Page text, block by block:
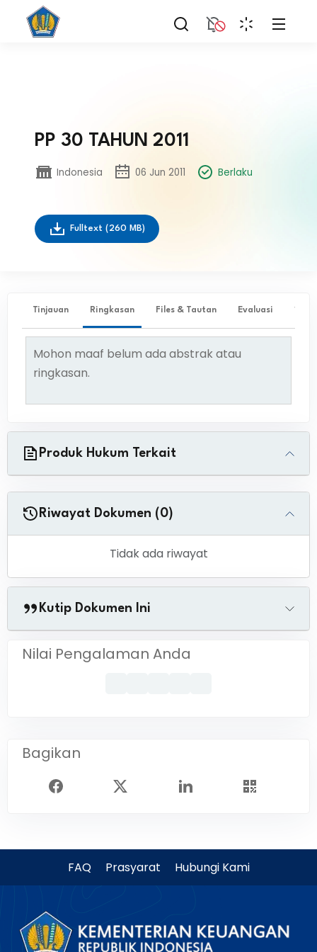
PP 30 TAHUN 2011
Indonesia 06 Jun 2011 Berlaku
Fulltext (260 MB)
Tinjauan Ringkasan Files & Tautan Evaluasi ✨
Mohon maaf belum ada abstrak atau
ringkasan.
Produk Hukum Terkait
Riwayat Dokumen (0)
Tidak ada riwayat
Kutip Dokumen Ini
Nilai Pengalaman Anda
Bagikan
FAQ Prasyarat Hubungi Kami